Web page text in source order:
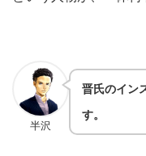
半沢
晋氏のイン
す。